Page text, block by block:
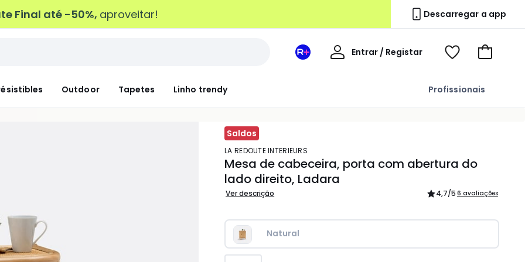
Final até -50%, aproveitar! Descarregar a app
Outdoor Tapetes Linho trendy Profissionais
Espaço
Entrar / Registar
Voir
Ir
carrinho
Saldos
LA REDOUTE INTERIEURS
Mesa de cabeceira, porta com abertura do
lado direito, Ladara
Ver descrição 4,7/5 6 avaliações
Natural